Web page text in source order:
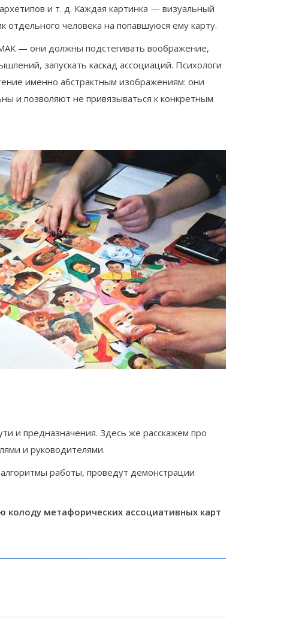
и т. д. Каждая картинка — визуальный
отдельного человека на попавшуюся ему карту.
— они должны подстегивать воображение,
запускать каскад ассоциаций. Психологи
именно абстрактным изображениям: они
и позволяют не привязываться к конкретным
и предназначения. Здесь же расскажем про
и руководителями.
работы, проведут демонстрации
колоду метафорических ассоциативных карт